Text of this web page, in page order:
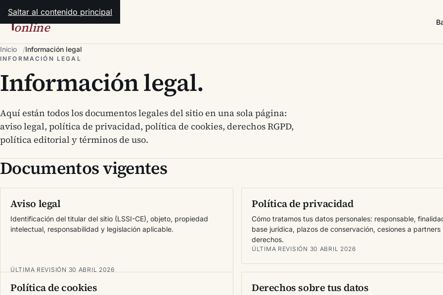
Saltar al contenido principal
hipotecas
online
Inicio Información legal
INFORMACIÓN LEGAL
Información legal.
Aquí están todos los documentos legales del sitio en una sola página:
aviso legal, política de privacidad, política de cookies, derechos RGPD,
política editorial y términos de uso.
Documentos vigentes
Aviso legal
Identificación del titular del sitio (LSSI-CE), objeto, propiedad
intelectual, responsabilidad y legislación aplicable.
ÚLTIMA REVISIÓN 30 ABRIL 2026
Política de privacidad
Cómo tratamos tus datos personales: responsable,
base jurídica, plazos de conservación, cesiones a partners
derechos.
ÚLTIMA REVISIÓN 30 ABRIL 2026
Política de cookies Derechos sobre tus datos